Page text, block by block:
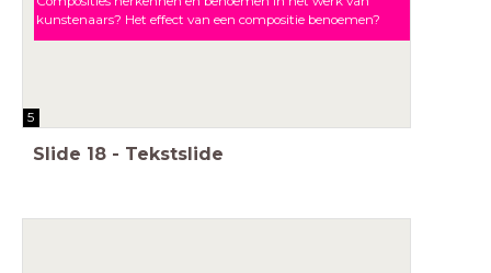
5
kunstenaars? Het effect van een compositie benoemen?
Slide 18 - Tekstslide